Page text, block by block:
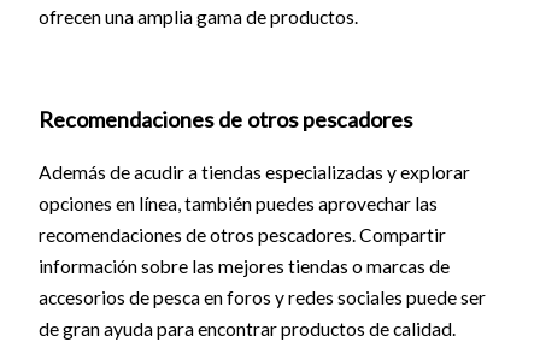
ofrecen una amplia gama de productos.
Recomendaciones de otros pescadores
Además de acudir a tiendas especializadas y explorar
opciones en línea, también puedes aprovechar las
recomendaciones de otros pescadores. Compartir
información sobre las mejores tiendas o marcas de
accesorios de pesca en foros y redes sociales puede ser
de gran ayuda para encontrar productos de calidad.